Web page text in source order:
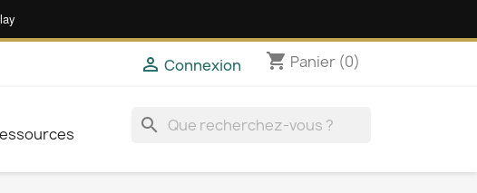
 Connexion shopping_cart Panier (0)
search